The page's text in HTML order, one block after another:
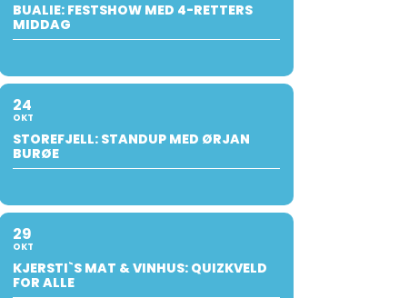
BUALIE: FESTSHOW MED 4-RETTERS
MIDDAG
24
OKT
STOREFJELL: STANDUP MED ØRJAN
BURØE
29
OKT
KJERSTI`S MAT & VINHUS: QUIZKVELD
FOR ALLE